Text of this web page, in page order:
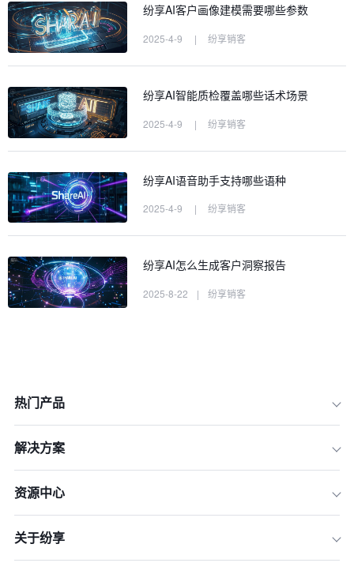
纷享AI客户画像建模需要哪些参数
2025-4-9 | 纷享销客
纷享AI智能质检覆盖哪些话术场景
2025-4-9 | 纷享销客
纷享AI语音助手支持哪些语种
2025-4-9 | 纷享销客
纷享AI怎么生成客户洞察报告
2025-8-22 | 纷享销客
热门产品
解决方案
资源中心
关于纷享